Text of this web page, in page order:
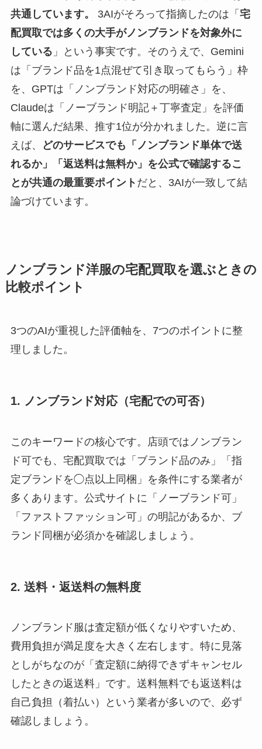
共通しています。
3AIがそろって指摘したのは「 宅
配買取では多くの大手がノンブランドを対象外に
している 」という事実です。そのうえで、Gemini
は「ブランド品を1点混ぜて引き取ってもらう」枠
を、GPTは「ノンブランド対応の明確さ」を、
Claudeは「ノーブランド明記＋丁寧査定」を評価
軸に選んだ結果、推す1位が分かれました。逆に言
えば、
どのサービスでも「ノンブランド単体で送
れるか」「返送料は無料か」を公式で確認するこ
とが共通の最重要ポイント だと、3AIが一致して結
論づけています。
ノンブランド洋服の宅配買取を選ぶときの
比較ポイント
3つのAIが重視した評価軸を、7つのポイントに整
理しました。
1. ノンブランド対応（宅配での可否）
このキーワードの核心です。店頭ではノンブラン
ド可でも、宅配買取では「ブランド品のみ」「指
定ブランドを◯点以上同梱」を条件にする業者が
多くあります。公式サイトに「ノーブランド可」
「ファストファッション可」の明記があるか、ブ
ランド同梱が必須かを確認しましょう。
2. 送料・返送料の無料度
ノンブランド服は査定額が低くなりやすいため、
費用負担が満足度を大きく左右します。特に見落
としがちなのが「査定額に納得できずキャンセル
したときの返送料」です。送料無料でも返送料は
自己負担（着払い）という業者が多いので、必ず
確認しましょう。